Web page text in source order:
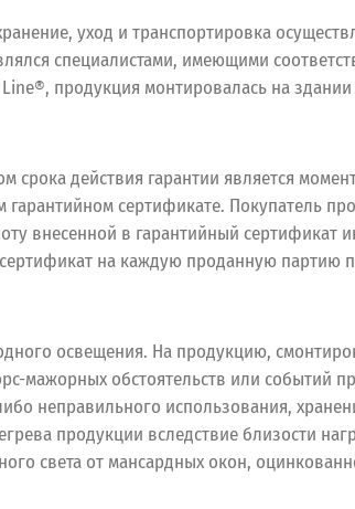
уход и транспортировка
специалистами, имеющими
продукция монтировалась на здании
срока действия гарантии является
сертификате. Покупатель
внесенной в гарантийный
на каждую проданную партию
освещения. На продукцию,
мажорных обстоятельств или событий
неправильного использования,
продукции вследствие близости
света от мансардных окон,